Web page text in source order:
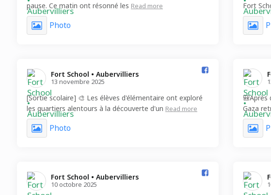
pause. Ce matin ont résonné les Read more
Photo
Fort
Fort School • Aubervilliers️
13 novembre 2025
[Sortie scolaire] 🎨 Les élèves d'élémentaire ont exploré
les quartiers alentours à la découverte d'un Read more
Photo
🎒Après
Gaza
Fort School • Aubervilliers️
10 octobre 2025